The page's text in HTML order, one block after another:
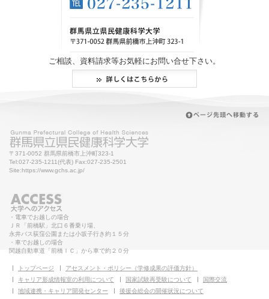
ご相談、資料請求等お気軽にお問い合せ下さい。
〒371-0052 群馬県前橋市上沖町323-1
Tel:027-235-1211(代表) Fax:027-235-2501
Site:https://www.gchs.ac.jp/
・電車でお越しの場合
ＪＲ「前橋駅」北口６番乗り場、
永井バス荻窪公園または小坂子行き約１５分
・車でお越しの場合
関越自動車道「前橋ＩＣ」から車で約２０分
トップページ
アセスメント・ポリシー（学修成果の評価方針）
キャリア形成情報室の利用について
国家試験再受験について
国際交流
地域連携・キャリア開発センター
後援会総会の開催状況について